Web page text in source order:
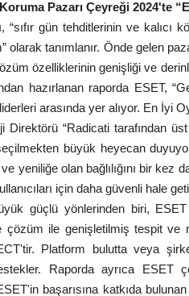
Pazarı Çeyreği 2024'te
“sıfır gün tehditlerinin ve kalıcı
olarak tanımlanır. Önde gelen
özelliklerinin genişliği ve
hazırlanan raporda ESET,
arasında yer alıyor. En İyi
Direktörü “Radicati tarafından
büyük heyecan
ve yeniliğe olan bağlılığını bir
için daha güvenli hale
güçlü yönlerinden biri,
çözüm ile genişletilmiş tespit ve
Platform bulutta veya
Raporda ayrıca
başarısına katkıda